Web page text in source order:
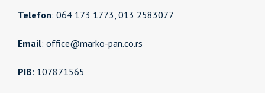
Telefon: 064 173 1773, 013 2583077
Email: office@marko-pan.co.rs
PIB: 107871565